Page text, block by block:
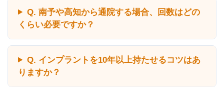
Q. 南予や高知から通院する場合、回数はどの
くらい必要ですか？
Q. インプラントを10年以上持たせるコツはあ
りますか？